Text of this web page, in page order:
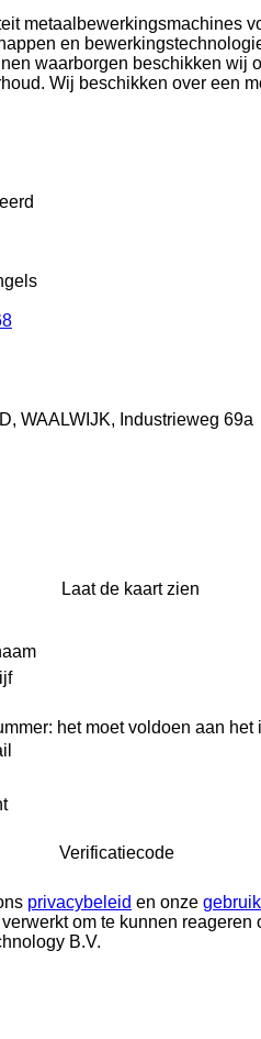
metaalbewerkingsmachines
en
waarborgen beschikken
Wij beschikken over een
WAALWIJK, Industrieweg 69a
Laat de kaart zien
het moet voldoen aan
Verificatiecode
privacybeleid en onze
om te kunnen reageren
B.V.